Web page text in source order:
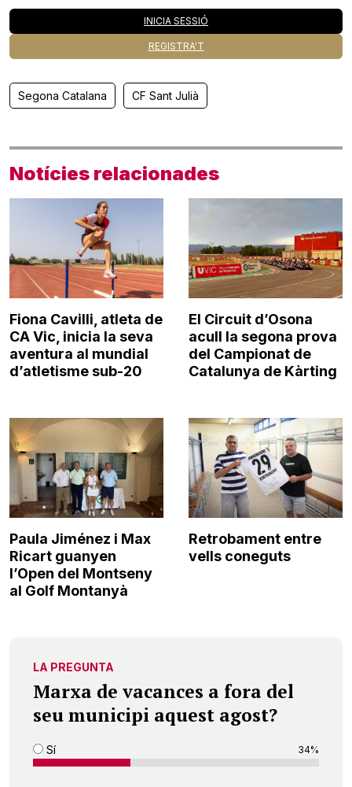
INICIA SESSIÓ
REGISTRA'T
Segona Catalana CF Sant Julià
Notícies relacionades
Fiona Cavilli, atleta de
CA Vic, inicia la seva
aventura al mundial
d’atletisme sub-20
El Circuit d’Osona
acull la segona prova
del Campionat de
Catalunya de Kàrting
Paula Jiménez i Max
Ricart guanyen
l’Open del Montseny
al Golf Montanyà
Retrobament entre
vells coneguts
LA PREGUNTA
Marxa de vacances a fora del
seu municipi aquest agost?
Sí 34%